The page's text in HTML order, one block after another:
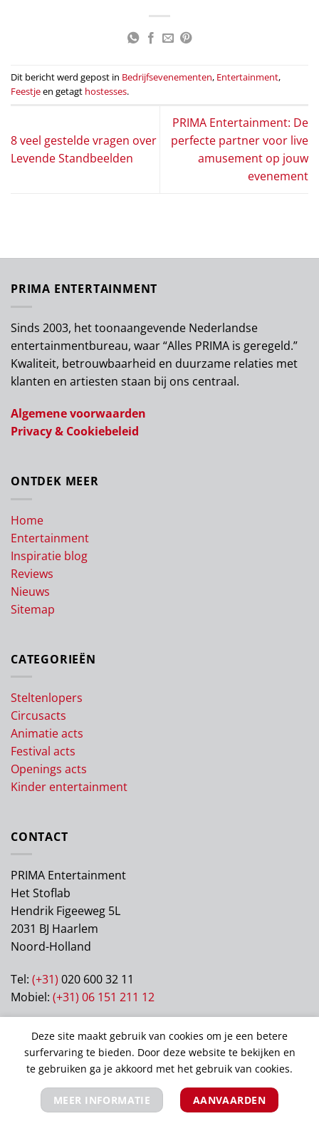
Dit bericht werd gepost in Bedrijfsevenementen, Entertainment,
Feestjeen getagt hostesses.
8 veel gestelde vragen over
Levende Standbeelden
PRIMA Entertainment: De
perfecte partner voor live
amusement op jouw
evenement
PRIMA ENTERTAINMENT
Sinds 2003, het toonaangevende Nederlandse
entertainmentbureau, waar “Alles PRIMA is geregeld.”
Kwaliteit, betrouwbaarheid en duurzame relaties met
klanten en artiesten staan bij ons centraal.
Algemene voorwaarden
Privacy & Cookiebeleid
ONTDEK MEER
Home
Entertainment
Inspiratie blog
Reviews
Nieuws
Sitemap
CATEGORIEËN
Steltenlopers
Circusacts
Animatie acts
Festival acts
Openings acts
Kinder entertainment
CONTACT
PRIMA Entertainment
Het Stoflab
Hendrik Figeeweg 5L
2031 BJ Haarlem
Noord-Holland
Tel: (+31) 020 600 32 11
Mobiel: (+31) 06 151 211 12
KVK: 63122405
BTW: NL003106199B70
Copyright 2026 © Prima Entertainment
Deze site maakt gebruik van cookies om je een betere
surfervaring te bieden. Door deze website te bekijken en
te gebruiken ga je akkoord met het gebruik van cookies.
MEER INFORMATIE AANVAARDEN